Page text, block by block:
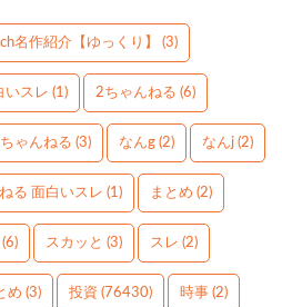
名作紹介【ゆっくり】 (3)
いスレ (1) 2ちゃんねる (6)
ゃんねる (3) なんg (2) なんj (2)
る 面白いスレ (1) まとめ (2)
(6) スカッと (3) スレ (2)
め (3) 投資 (76430) 時事 (2)